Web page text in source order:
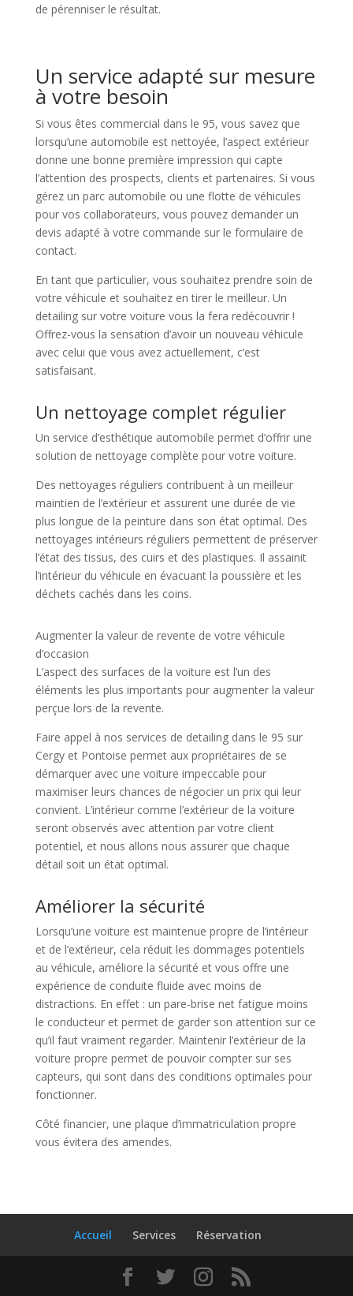
de pérenniser le résultat.
Un service adapté sur mesure
à votre besoin
Si vous êtes commercial dans le 95, vous savez que
lorsqu’une automobile est nettoyée, l’aspect extérieur
donne une bonne première impression qui capte
l’attention des prospects, clients et partenaires. Si vous
gérez un parc automobile ou une flotte de véhicules
pour vos collaborateurs, vous pouvez demander un
devis adapté à votre commande sur le formulaire de
contact.
En tant que particulier, vous souhaitez prendre soin de
votre véhicule et souhaitez en tirer le meilleur. Un
detailing sur votre voiture vous la fera redécouvrir !
Offrez-vous la sensation d’avoir un nouveau véhicule
avec celui que vous avez actuellement, c’est
satisfaisant.
Un nettoyage complet régulier
Un service d’esthétique automobile permet d’offrir une
solution de nettoyage complète pour votre voiture.
Des nettoyages réguliers contribuent à un meilleur
maintien de l’extérieur et assurent une durée de vie
plus longue de la peinture dans son état optimal. Des
nettoyages intérieurs réguliers permettent de préserver
l’état des tissus, des cuirs et des plastiques. Il assainit
l’intérieur du véhicule en évacuant la poussière et les
déchets cachés dans les coins.
Augmenter la valeur de revente de votre véhicule
d’occasion
L’aspect des surfaces de la voiture est l’un des
éléments les plus importants pour augmenter la valeur
perçue lors de la revente.
Faire appel à nos services de detailing dans le 95 sur
Cergy et Pontoise permet aux propriétaires de se
démarquer avec une voiture impeccable pour
maximiser leurs chances de négocier un prix qui leur
convient. L’intérieur comme l’extérieur de la voiture
seront observés avec attention par votre client
potentiel, et nous allons nous assurer que chaque
détail soit un état optimal.
Améliorer la sécurité
Lorsqu’une voiture est maintenue propre de l’intérieur
et de l’extérieur, cela réduit les dommages potentiels
au véhicule, améliore la sécurité et vous offre une
expérience de conduite fluide avec moins de
distractions. En effet : un pare-brise net fatigue moins
le conducteur et permet de garder son attention sur ce
qu’il faut vraiment regarder. Maintenir l’extérieur de la
voiture propre permet de pouvoir compter sur ses
capteurs, qui sont dans des conditions optimales pour
fonctionner.
Côté financier, une plaque d’immatriculation propre
vous évitera des amendes.
Accueil Services Réservation